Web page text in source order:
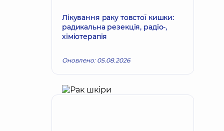
Лікування раку товстої кишки:
радикальна резекція, радіо-,
хіміотерапія
Оновлено: 05.08.2026